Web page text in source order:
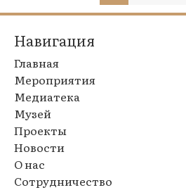
Навигация
Главная
Мероприятия
Медиатека
Музей
Проекты
Новости
О нас
Сотрудничество